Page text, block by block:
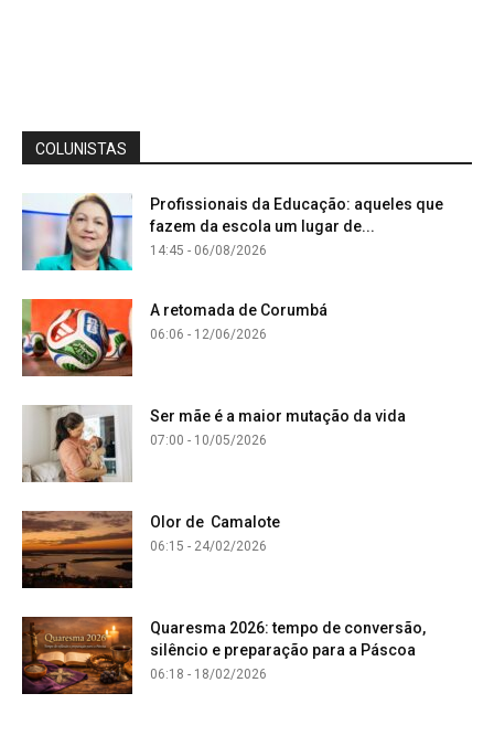
COLUNISTAS
Profissionais da Educação: aqueles que
fazem da escola um lugar de...
14:45 - 06/08/2026
A retomada de Corumbá
06:06 - 12/06/2026
Ser mãe é a maior mutação da vida
07:00 - 10/05/2026
Olor de Camalote
06:15 - 24/02/2026
Quaresma 2026: tempo de conversão,
silêncio e preparação para a Páscoa
06:18 - 18/02/2026